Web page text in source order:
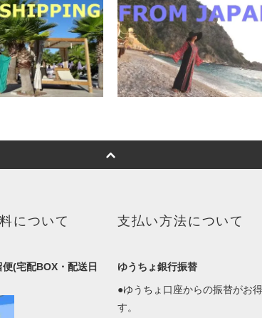
について
(宅配BOX・配送日
支払い方法について
ゆうちょ銀行振替
●ゆうちょ口座からの振替がお
す。